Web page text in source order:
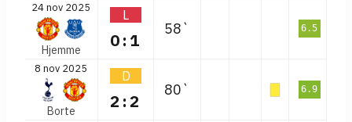
24 nov 2025
Hjemme
L
0:1
58` 6.5
8 nov 2025
Borte
D
2:2
80` 6.9